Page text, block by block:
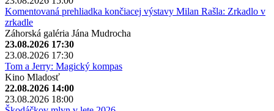
Komentovaná prehliadka končiacej výstavy Milan Rašla: Zrkadlo v
zrkadle
Záhorská galéria Jána Mudrocha
23.08.2026 17:30
23.08.2026 17:30
Tom a Jerry: Magický kompas
Kino Mladosť
22.08.2026 14:00
23.08.2026 18:00